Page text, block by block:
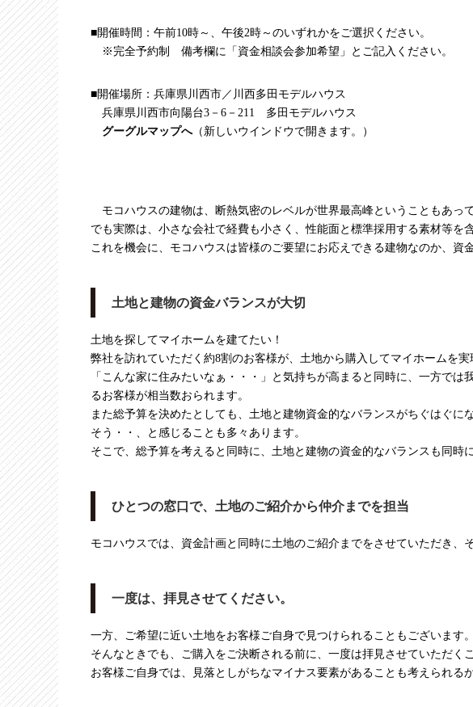
■開催時間：午前10時～、午後2時～のいずれかをご選択ください。
※完全予約制 備考欄に「資金相談会参加希望」とご記入ください。
■開催場所：兵庫県川西市／川西多田モデルハウス
兵庫県川西市向陽台3－6－211 多田モデルハウス
グーグルマップへ（新しいウインドウで開きます。）
モコハウスの建物は、断熱気密のレベルが世界最高峰ということもあっ
でも実際は、小さな会社で経費も小さく、性能面と標準採用する素材等
これを機会に、モコハウスは皆様のご要望にお応えできる建物なのか、
土地と建物の資金バランスが大切
土地を探してマイホームを建てたい！
弊社を訪れていただく約8割のお客様が、土地から購入してマイホームを実
「こんな家に住みたいなぁ・・・」と気持ちが高まると同時に、一方で
るお客様が相当数おられます。
また総予算を決めたとしても、土地と建物資金的なバランスがちぐはぐ
そう・・、と感じることも多々あります。
そこで、総予算を考えると同時に、土地と建物の資金的なバランスも同時
ひとつの窓口で、土地のご紹介から仲介までを担当
モコハウスでは、資金計画と同時に土地のご紹介までをさせていただき
一度は、拝見させてください。
一方、ご希望に近い土地をお客様ご自身で見つけられることもございます。
そんなときでも、ご購入をご決断される前に、一度は拝見させていただく
お客様ご自身では、見落としがちなマイナス要素があることも考えられるか